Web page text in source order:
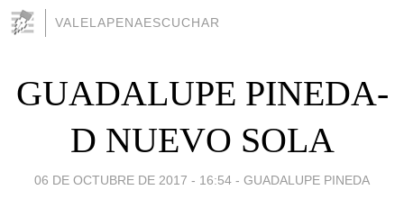
VALELAPENAESCUCHAR
GUADALUPE PINEDA-
D NUEVO SOLA
06 DE OCTUBRE DE 2017 - 16:54 - GUADALUPE PINEDA